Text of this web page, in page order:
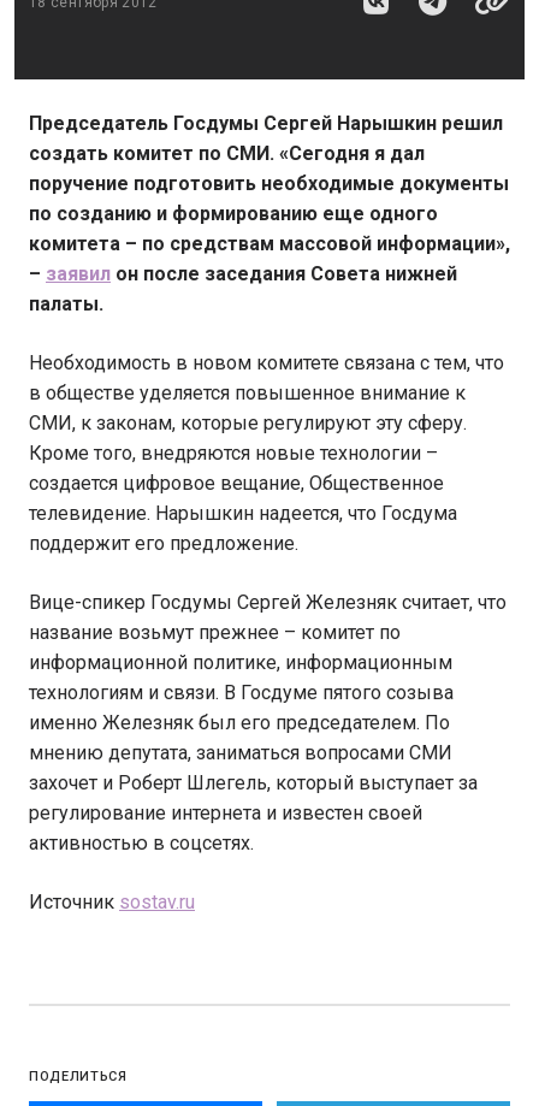
Председатель Госдумы Сергей Нарышкин решил
создать комитет по СМИ. «Сегодня я дал
поручение подготовить необходимые документы
по созданию и формированию еще одного
комитета – по средствам массовой информации»,
– заявил он после заседания Совета нижней
палаты.
Необходимость в новом комитете связана с тем, что
в обществе уделяется повышенное внимание к
СМИ, к законам, которые регулируют эту сферу.
Кроме того, внедряются новые технологии –
создается цифровое вещание, Общественное
телевидение. Нарышкин надеется, что Госдума
поддержит его предложение.
Вице-спикер Госдумы Сергей Железняк считает, что
название возьмут прежнее – комитет по
информационной политике, информационным
технологиям и связи. В Госдуме пятого созыва
именно Железняк был его председателем. По
мнению депутата, заниматься вопросами СМИ
захочет и Роберт Шлегель, который выступает за
регулирование интернета и известен своей
активностью в соцсетях.
Источник sostav.ru
ПОДЕЛИТЬСЯ